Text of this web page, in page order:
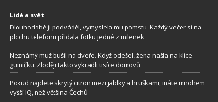
Lidé a svět
Dlouhodobě ji podváděl, vymyslela mu pomstu. Každý večer si na
plochu telefonu přidala fotku jedné z milenek
Neznámý muž bušil na dveře. Když odešel, žena našla na klice
gumičku. Zloději takto vykradli tisíce domovů
Pokud najdete skrytý citron mezi jablky a hruškami, máte mnohem
vyšší IQ, než většina Čechů